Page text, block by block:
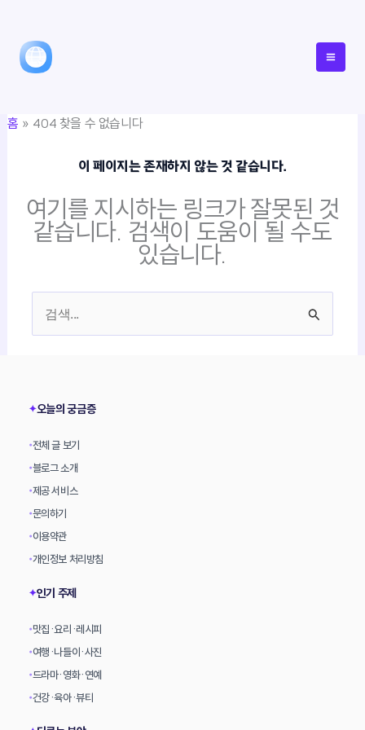
너홈 404 찾을 수 없습니다
이 페이지는 존재하지 않는 것 같습니다.
여기를 지시하는 링크가 잘못된 것
같습니다. 검색이 도움이 될 수도
있습니다.
✦오늘의 궁금증
•전체 글 보기
•블로그 소개
•제공 서비스
•문의하기
•이용약관
•개인정보 처리방침
✦인기 주제
•맛집·요리·레시피
•여행·나들이·사진
•드라마·영화·연예
•건강·육아·뷰티